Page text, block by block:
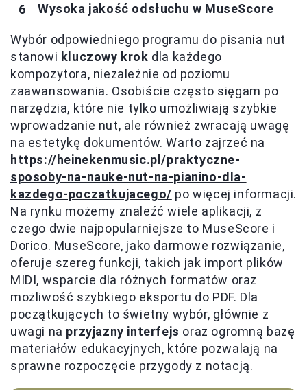
Wysoka jakość odsłuchu w MuseScore
Wybór odpowiedniego programu do pisania nut
stanowi kluczowy krok dla każdego
kompozytora, niezależnie od poziomu
zaawansowania. Osobiście często sięgam po
narzędzia, które nie tylko umożliwiają szybkie
wprowadzanie nut, ale również zwracają uwagę
na estetykę dokumentów. Warto zajrzeć na
https://heinekenmusic.pl/praktyczne-
sposoby-na-nauke-nut-na-pianino-dla-
kazdego-poczatkujacego/ po więcej informacji.
Na rynku możemy znaleźć wiele aplikacji, z
czego dwie najpopularniejsze to MuseScore i
Dorico. MuseScore, jako darmowe rozwiązanie,
oferuje szereg funkcji, takich jak import plików
MIDI, wsparcie dla różnych formatów oraz
możliwość szybkiego eksportu do PDF. Dla
początkujących to świetny wybór, głównie z
uwagi na przyjazny interfejs oraz ogromną bazę
materiałów edukacyjnych, które pozwalają na
sprawne rozpoczęcie przygody z notacją.